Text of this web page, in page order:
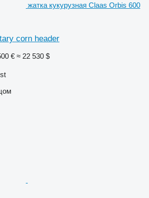
жатка кукурузная Claas Orbis 600
corn header
€ ≈ 22 530 $